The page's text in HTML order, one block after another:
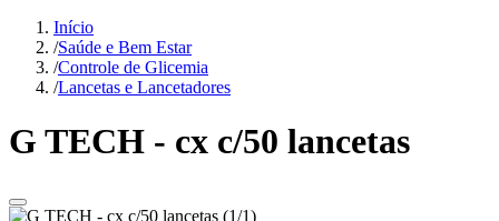
Início
/Saúde e Bem Estar
/Controle de Glicemia
/Lancetas e Lancetadores
G TECH - cx c/50 lancetas